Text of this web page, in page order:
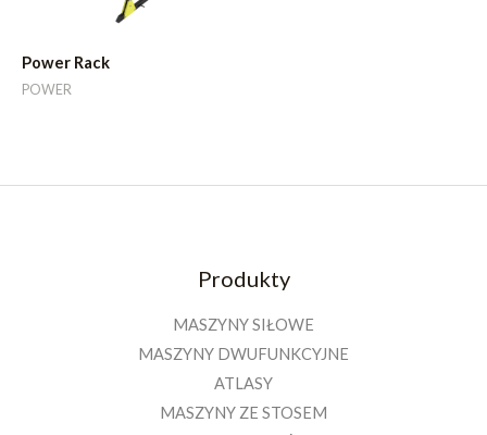
Power Rack
POWER
Produkty
MASZYNY SIŁOWE
MASZYNY DWUFUNKCYJNE
ATLASY
MASZYNY ZE STOSEM